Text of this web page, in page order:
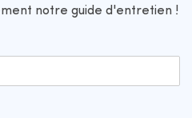
notre guide d'entretien !